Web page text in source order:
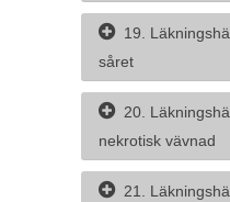
19.
såret
20.
nekrotisk vävnad
21.